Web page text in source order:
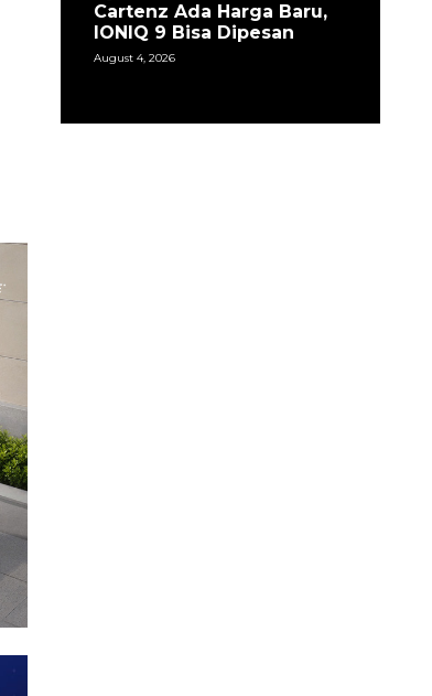
Cartenz Ada Harga Baru,
IONIQ 9 Bisa Dipesan
August 4, 2026